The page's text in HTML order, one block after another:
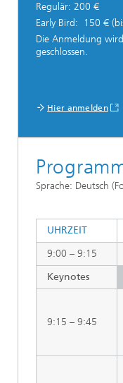
Regulär: 200 €
Early Bird: 150 €
Die Anmeldung
geschlossen.
Hier anmelden
Sprache: Deutsch
UHRZEIT
9:00 – 9:15
Keynotes
9:15 – 9:45